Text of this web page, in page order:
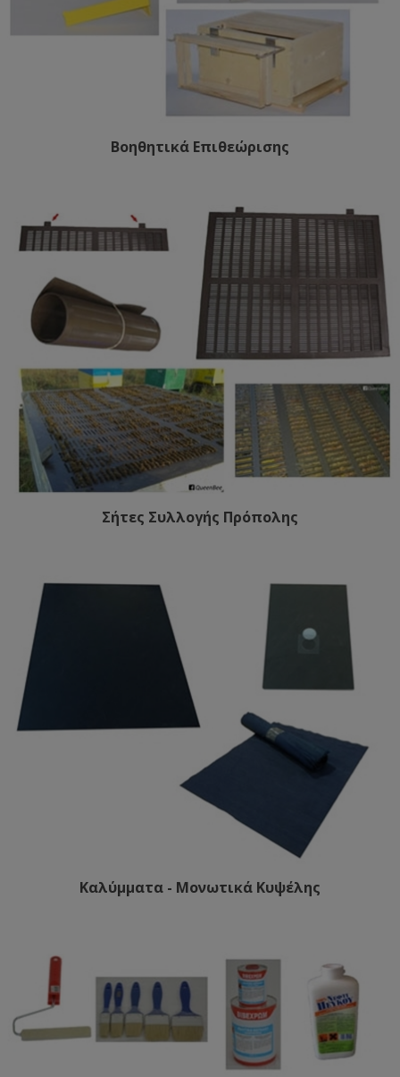
Βοηθητικά Επιθεώρισης
Σήτες Συλλογής Πρόπολης
Καλύμματα - Μονωτικά Κυψέλης